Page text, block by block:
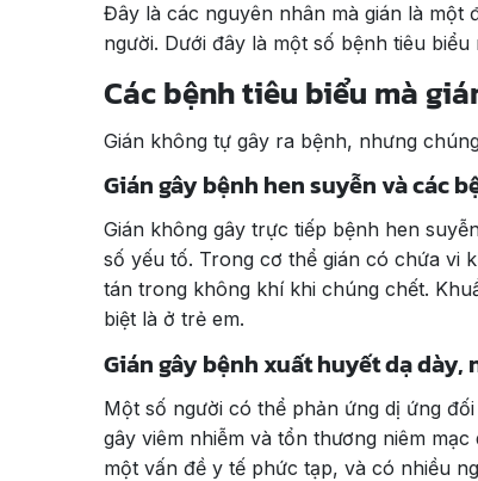
Đây là các nguyên nhân mà gián là một
người. Dưới đây là một số bệnh tiêu
Các bệnh tiêu biểu mà
Gián không tự gây ra bệnh, nhưng
Gián gây bệnh hen suyễn và các
Gián không gây trực tiếp bệnh hen
số yếu tố. Trong cơ thể gián có chứa vi
tán trong không khí khi chúng chết.
biệt là ở trẻ em.
Gián gây bệnh xuất huyết dạ dày,
Một số người có thể phản ứng dị ứng
gây viêm nhiễm và tổn thương niêm
một vấn đề y tế phức tạp, và có nhiều